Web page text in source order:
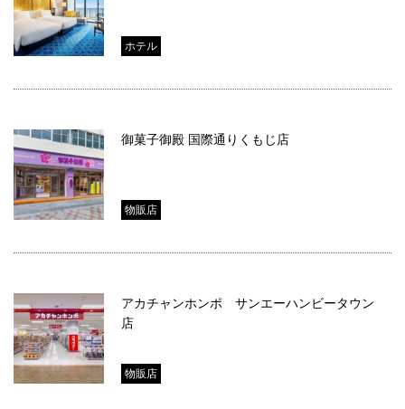
ホテル
御菓子御殿 国際通りくもじ店
物販店
アカチャンホンポ サンエーハンビータウン
店
物販店